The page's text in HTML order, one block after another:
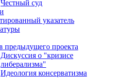
Честный суд
указатель
предыдущего проекта
Дискуссия о "кризисе
либерализма"
Идеология консерватизма